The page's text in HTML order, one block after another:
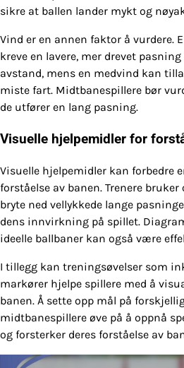
sikre at ballen lander mykt og
Vind er en annen faktor å vurdere.
kreve en lavere, mer drevet
avstand, mens en medvind kan
miste fart. Midtbanespillere bør
de utfører en lang pasning.
Visuelle hjelpemidler for
Visuelle hjelpemidler kan forbedre
forståelse av banen. Trenere
bryte ned vellykkede lange
dens innvirkning på spillet.
ideelle ballbaner kan også være
I tillegg kan treningsøvelser som
markører hjelpe spillere med å
banen. Å sette opp mål på
midtbanespillere øve på å oppnå
og forsterker deres forståelse av